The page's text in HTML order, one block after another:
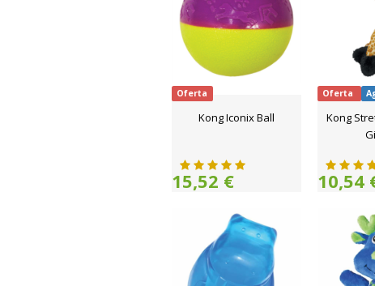
Oferta
Kong Iconix Ball
15,52 €
Oferta
Kong
10,54